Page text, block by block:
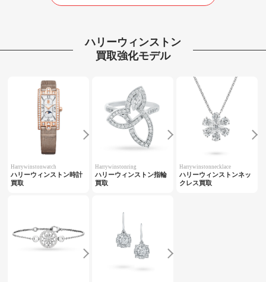
ハリーウィンストン
買取強化モデル
Harrywinstonwatch
ハリーウィンストン時計
買取
Harrywinstonring
ハリーウィンストン指輪
買取
Harrywinstonnecklace
ハリーウィンストンネッ
クレス買取